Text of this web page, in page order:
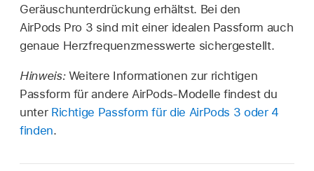
Geräuschunterdrückung erhältst. Bei den
AirPods Pro 3 sind mit einer idealen Passform auch
genaue Herzfrequenzmesswerte sichergestellt.
Hinweis: Weitere Informationen zur richtigen
Passform für andere AirPods-Modelle findest du
unter Richtige Passform für die AirPods 3 oder 4
finden.